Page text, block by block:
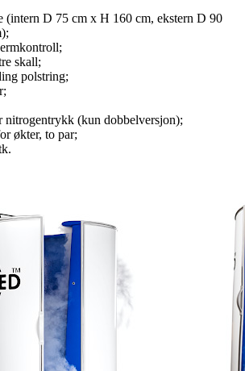
(intern D 75 cm x H 160 cm, ekstern D 90
skall;
polstring;
nitrogentrykk (kun dobbelversjon);
økter, to par;